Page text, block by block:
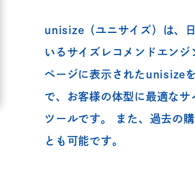
unisize（ユニサイズ）は、
いるサイズレコメンドエン
ページに表示されたunisize
で、お客様の体型に最適な
ツールです。 また、過去の
とも可能です。